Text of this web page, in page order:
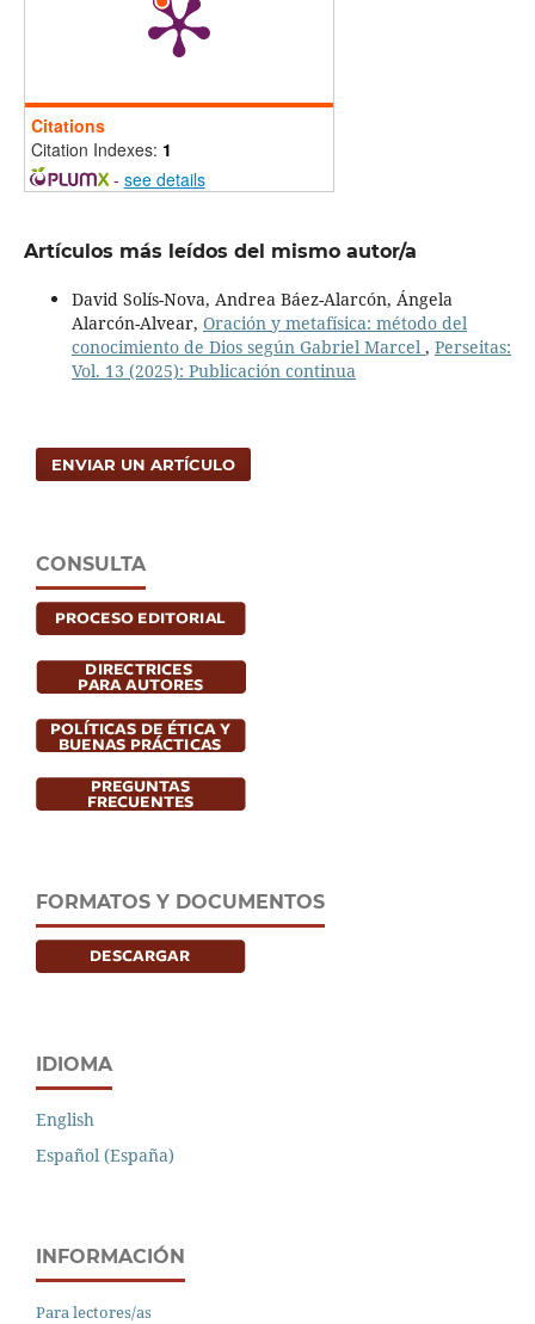
Citations
Citation Indexes: 1
- see details
Artículos más leídos del mismo autor/a
David Solís-Nova, Andrea Báez-Alarcón, Ángela
Alarcón-Alvear, Oración y metafísica: método del
conocimiento de Dios según Gabriel Marcel , Perseitas:
Vol. 13 (2025): Publicación continua
ENVIAR UN ARTÍCULO
CONSULTA
FORMATOS Y DOCUMENTOS
IDIOMA
English
Español (España)
INFORMACIÓN
Para lectores/as